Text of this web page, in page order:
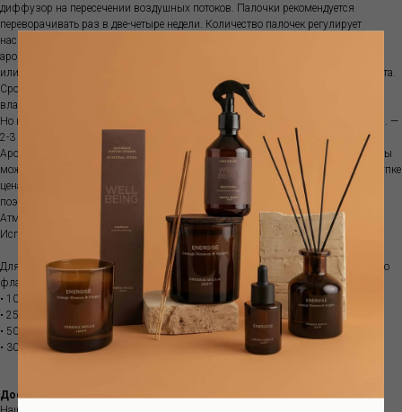
диффузор на пересечении воздушных потоков. Палочки рекомендуется
переворачивать раз в две-четыре недели. Количество палочек регулирует
насыщенность аромата. Палочки нельзя использовать повторно с другими
ароматами. Диффузор не рекомендуются ставить на прямой солнечный свет
или ставить рядом с источниками тепла, так как ускоряется испарение аромата.
Срок ароматизации зависит от характеристик помещения, температуры,
влажности и места размещения диффузора.
Но в среднем объема100 мл хватит примерно на 1-1.5 месяца; объема 250 мл. —
2-3 месяца, а емкости 500 мл. — обычно 3-5 месяцев.
Аромат поставляется с бамбуковыми палочками. Если аромат закончился, вы
можете приобрести рефилл. Это более выгодно, так как при изначальной покупке
цена стеклянной емкости составляет почти половину стоимости диффузора,
поэтому покупка рефилла позволяет экономить.
Атмосферный аромат наполняет пространство особым благоуханием .
Используйте вместе с диффузором для усиления выбранного аромата.
Для отличного распространения аромата мы рекомендуем один или несколько
флаконов:
• 100мл для комнаты < 5 кв.м.
• 250мл для помещения площадью от 5 до 10 кв.м.
• 500мл для помещения площадью от 10 до 20 кв.м.
• 3000мл для комнаты от 20 до 50 кв.м.
Доставка